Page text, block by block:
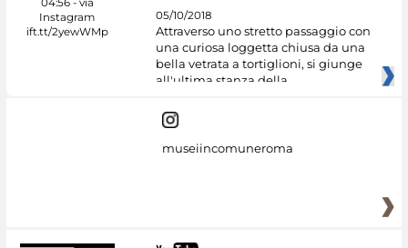
05/10/2018
Attraverso uno stretto passaggio con
una curiosa loggetta chiusa da una
bella vetrata a tortiglioni, si giunge
all'ultima stanza della
museiincomuneroma